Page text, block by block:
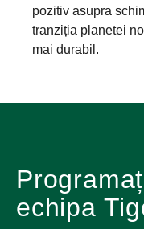
pozitiv asupra
tranziția planetei
mai durabil.
echipa